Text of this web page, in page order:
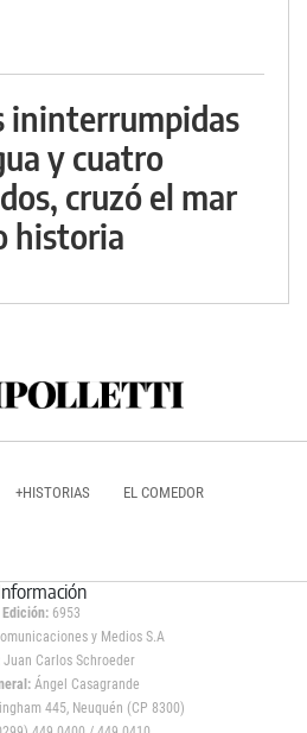
ininterrumpidas
y cuatro
cruzó el mar
historia
+HISTORIAS EL COMEDOR
Edición: 6953
y Medios S.A
Juan Carlos Schroeder
Ángel Casagrande
445, Neuquén (CP 8300)